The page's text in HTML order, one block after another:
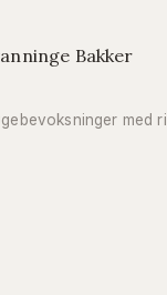
Bakker
med